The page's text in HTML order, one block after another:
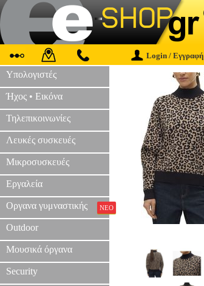
Login / Εγγραφή
Υπολογιστές
Ήχος • Εικόνα
Τηλεπικοινωνίες
Λευκές συσκευές
Μικροσυσκευές
Εργαλεία
Οργανα γυμναστικής ΝΕΟ
Outdoor
Μουσικά όργανα
Security